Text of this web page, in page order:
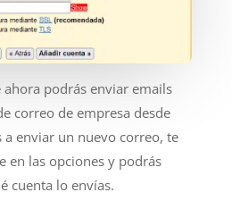
ahora podrás enviar emails
correo de empresa desde
a enviar un nuevo correo, te
en las opciones y podrás
cuenta lo envías.